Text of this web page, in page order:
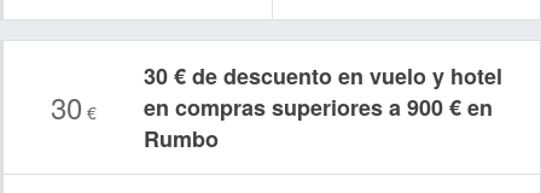
30 €
30 € de descuento en vuelo y hotel
en compras superiores a 900 € en
Rumbo